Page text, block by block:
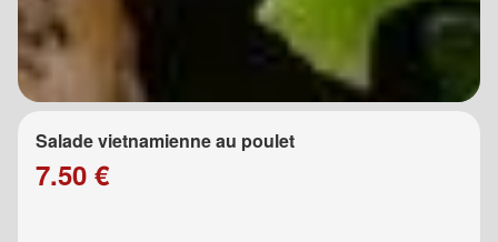
Salade vietnamienne au poulet
7.50 €